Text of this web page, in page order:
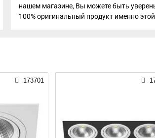
нашем магазине, Вы можете быть
100% оригинальный продукт именно
173701